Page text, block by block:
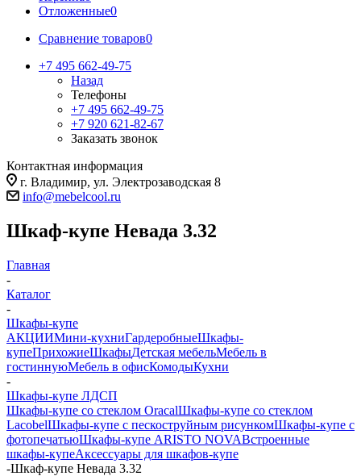
Отложенные0
Сравнение товаров0
+7 495 662-49-75
Назад
Телефоны
+7 495 662-49-75
+7 920 621-82-67
Заказать звонок
Контактная информация
г. Владимир, ул. Электрозаводская 8
info@mebelcool.ru
Шкаф-купе Невада 3.32
Главная
-
Каталог
-
Шкафы-купе
АКЦИИМини-кухниГардеробныеШкафы-
купеПрихожиеШкафыДетская мебельМебель в
гостиннуюМебель в офисКомодыКухни
-
Шкафы-купе ЛДСП
Шкафы-купе со стеклом OracalШкафы-купе со стеклом
LacobelШкафы-купе с пескоструйным рисункомШкафы-купе с
фотопечатьюШкафы-купе ARISTO NOVAВстроенные
шкафы-купеАксессуары для шкафов-купе
-Шкаф-купе Невада 3.32